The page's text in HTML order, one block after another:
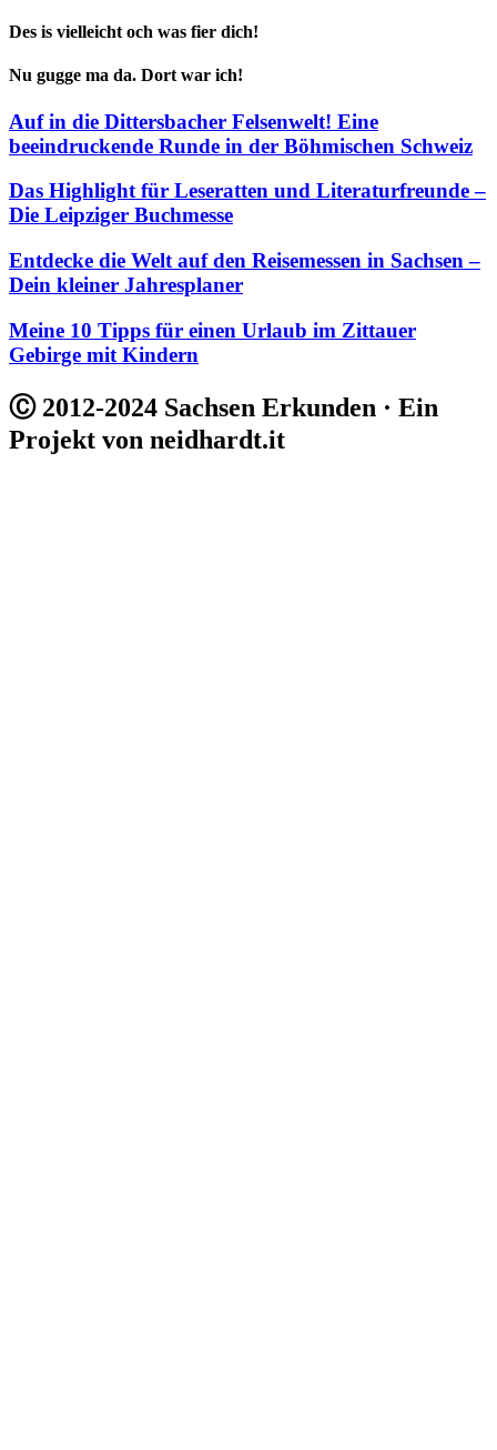
Des is vielleicht och was fier dich!
Nu gugge ma da. Dort war ich!
Auf in die Dittersbacher Felsenwelt! Eine
beeindruckende Runde in der Böhmischen Schweiz
Das Highlight für Leseratten und Literaturfreunde –
Die Leipziger Buchmesse
Entdecke die Welt auf den Reisemessen in Sachsen –
Dein kleiner Jahresplaner
Meine 10 Tipps für einen Urlaub im Zittauer
Gebirge mit Kindern
Ⓒ 2012-2024 Sachsen Erkunden · Ein
Projekt von neidhardt.it